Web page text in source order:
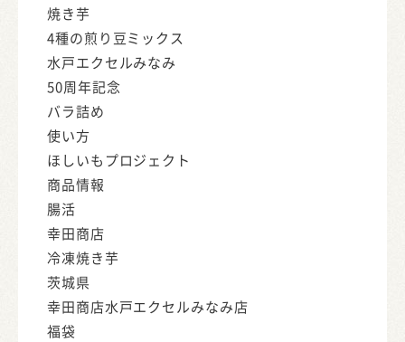
焼き芋
4種の煎り豆ミックス
水戸エクセルみなみ
50周年記念
バラ詰め
使い方
ほしいもプロジェクト
商品情報
腸活
幸田商店
冷凍焼き芋
茨城県
幸田商店水戸エクセルみなみ店
福袋